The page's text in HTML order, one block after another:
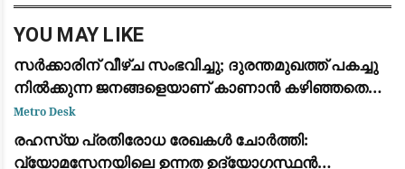
YOU MAY LIKE
സർക്കാരിന് വീഴ്ച സംഭവിച്ചു; ദുരന്തമുഖത്ത് പകച്ചു
നിൽക്കുന്ന ജനങ്ങളെയാണ് കാണാൻ കഴിഞ്ഞതെന്ന്
പിണറായി വിജയൻ
Metro Desk
രഹസ്യ പ്രതിരോധ രേഖകൾ ചോർത്തി:
വ്യോമസേനയിലെ ഉന്നത ഉദ്യോഗസ്ഥൻ